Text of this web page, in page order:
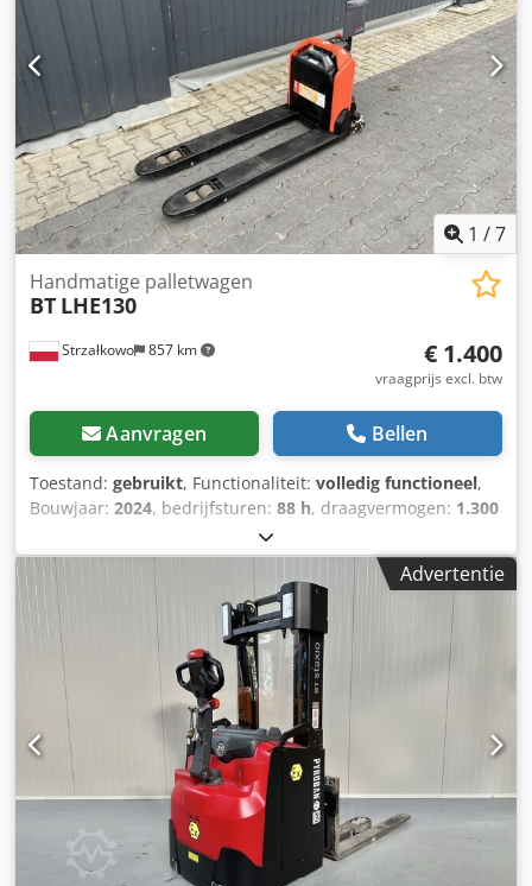
1 /7
Strzałkowo 857 km
Handmatige palletwagen
BT LHE130
€ 1.400
vraagprijs excl. btw
Aanvragen Bellen
Toestand: gebruikt, Functionaliteit: volledig functioneel,
Bouwjaar: 2024, bedrijfsturen: 88 h, draagvermogen: 1.300
elektrisch, aandrijftype:
Lageheftruck Staat: Zo goed als nieuw Crsdpjzdwzwsfx
Agmsf Technische staat: Zeer goed Batterijspanning: 24V
Batterijtype: Lithium-ion
Advertentie